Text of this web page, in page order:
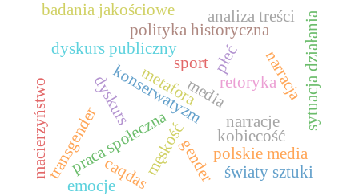
konserwatyzm
dyskurs publiczny
retoryka
narracje
media narracja
praca społeczna
męskość kobiecość
płeć
gender
transgender polskie media
sport
macierzyństwo
polityka historyczna
badania jakościowe
dyskurs
caqdas
analiza treści
światy sztuki
metafora
emocje
sytuacja działania